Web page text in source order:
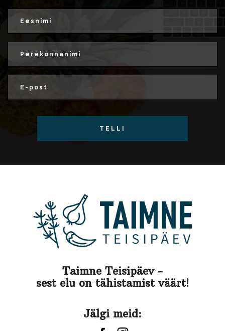
TELLI
Taimne Teisipäev -
sest elu on tähistamist väärt!
Jälgi meid: